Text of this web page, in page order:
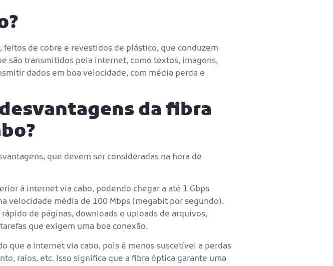
de cobre e revestidos de plástico, que conduzem
são transmitidos pela internet, como textos, imagens,
dados em boa velocidade, com média perda e
da fibra
que devem ser consideradas na hora de
à internet via cabo, podendo chegar a até 1 Gbps
velocidade média de 100 Mbps (megabit por segundo).
de páginas, downloads e uploads de arquivos,
que exigem uma boa conexão.
que a internet via cabo, pois é menos suscetível a perdas
raios, etc. Isso significa que a fibra óptica garante uma